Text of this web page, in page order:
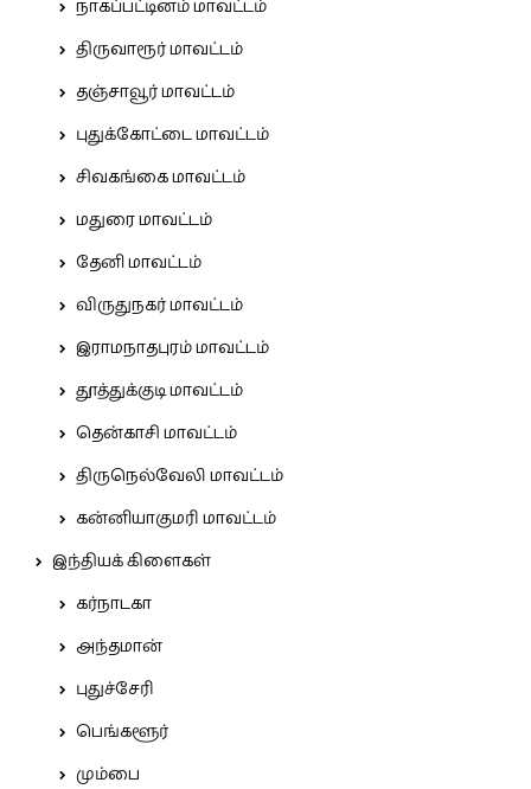
நாகப்பட்டினம் மாவட்டம்
திருவாரூர் மாவட்டம்
தஞ்சாவூர் மாவட்டம்
புதுக்கோட்டை மாவட்டம்
சிவகங்கை மாவட்டம்
மதுரை மாவட்டம்
தேனி மாவட்டம்
விருதுநகர் மாவட்டம்
இராமநாதபுரம் மாவட்டம்
தூத்துக்குடி மாவட்டம்
தென்காசி மாவட்டம்
திருநெல்வேலி மாவட்டம்
கன்னியாகுமரி மாவட்டம்
இந்தியக் கிளைகள்
கர்நாடகா
அந்தமான்
புதுச்சேரி
பெங்களூர்
மும்பை